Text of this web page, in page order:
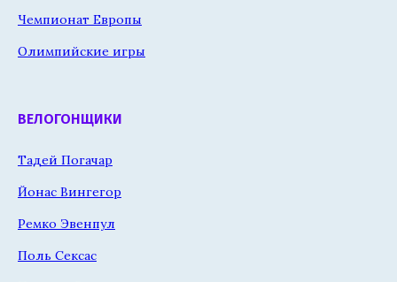
Чемпионат Европы
Олимпийские игры
ВЕЛОГОНЩИКИ
Тадей Погачар
Йонас Вингегор
Ремко Эвенпул
Поль Сексас